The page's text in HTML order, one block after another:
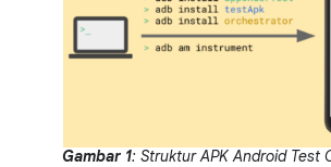
Gambar 1: Struktur APK Android Test